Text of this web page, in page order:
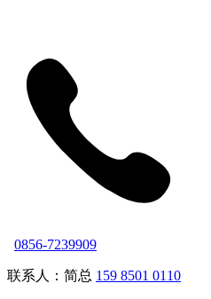
0856-7239909
联系人：简总 159 8501 0110